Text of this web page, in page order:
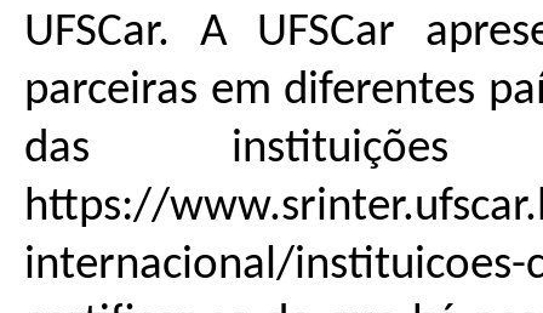
UFSCar. A UFSCar
parceiras em diferentes
das
https://
internacional/instituicoes-